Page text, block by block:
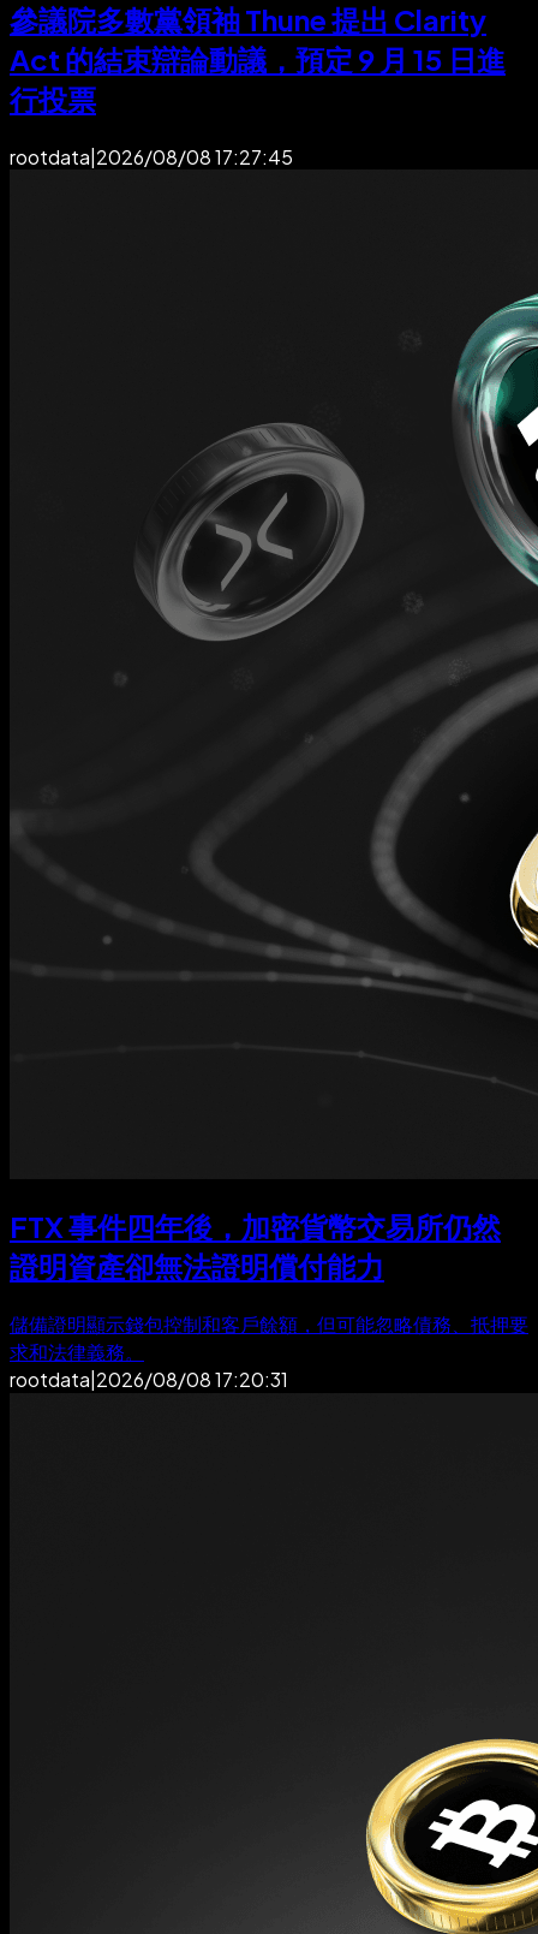
參議院多數黨領袖 Thune 提出 Clarity
Act 的結束辯論動議，預定 9 月 15 日進
行投票
rootdata 2026/08/08 17:27:45
FTX 事件四年後，加密貨幣交易所仍然
證明資產卻無法證明償付能力
儲備證明顯示錢包控制和客戶餘額，但可能忽略債務、抵押要
求和法律義務。
rootdata|2026/08/08 17:20:31